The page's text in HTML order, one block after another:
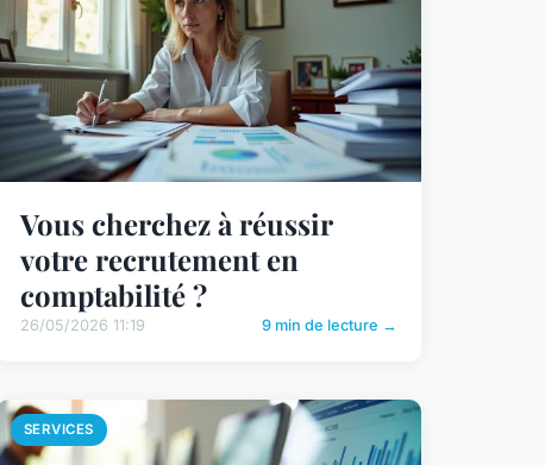
Vous cherchez à réussir
votre recrutement en
comptabilité ?
26/05/2026 11:19 9 min de lecture →
SERVICES